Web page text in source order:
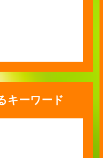
キーワード